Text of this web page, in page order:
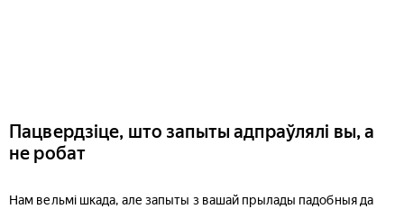
Пацвердзіце, што запыты адпраўлялі вы, а
не робат
Нам вельмі шкада, але запыты з вашай прылады падобныя да